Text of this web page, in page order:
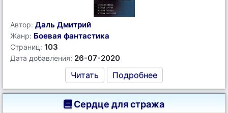
Автор: Даль Дмитрий
Жанр: Боевая фантастика
Страниц: 103
Дата добавления: 26-07-2020
Читать Подробнее
Сердце для стража